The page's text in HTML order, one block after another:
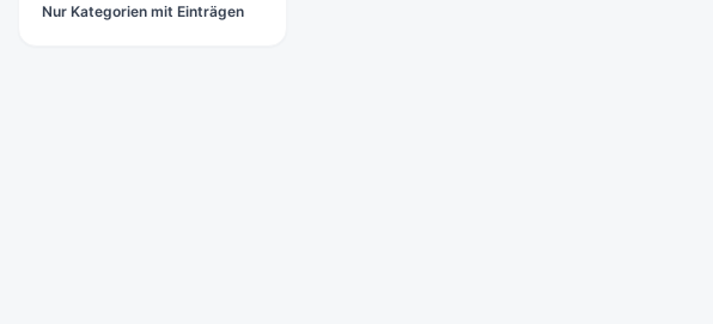
Nur Kategorien mit Einträgen